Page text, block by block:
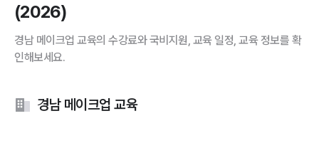
(2026)
경남 메이크업 교육의 수강료와 국비지원, 교육 일정, 교육 정보를 확
인해보세요.
경남 메이크업 교육